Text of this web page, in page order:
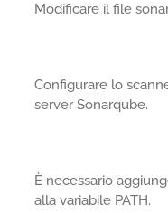
Modificare il file
Configurare lo
server Sonarqube.
È necessario
alla variabile PATH.